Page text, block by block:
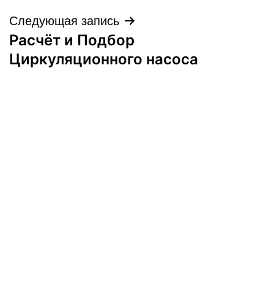
Следующая запись
Расчёт и Подбор
Циркуляционного насоса